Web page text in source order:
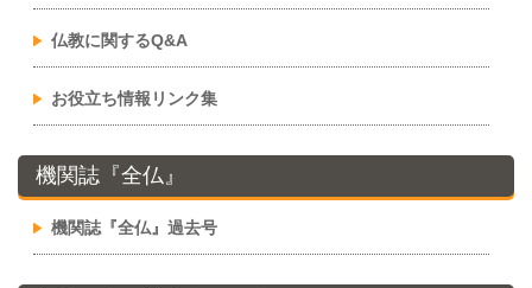
仏教に関するQ&A
お役立ち情報リンク集
機関誌『全仏』
機関誌『全仏』過去号